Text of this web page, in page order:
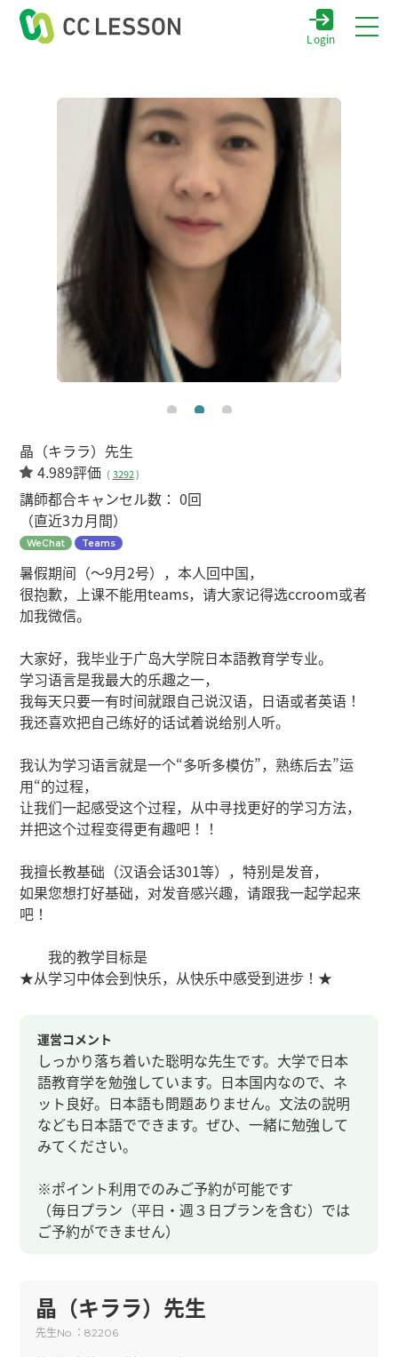
Login
晶（キララ）先生
4.989評価 ( 3292)
講師都合キャンセル数：0回
（直近3カ月間）
WeChat Teams
暑假期间（〜9月2号），本人回中国，
很抱歉，上课不能用teams，请大家记得选ccroom或者
加我微信。
大家好，我毕业于广岛大学院日本語教育学专业。
学习语言是我最大的乐趣之一，
我每天只要一有时间就跟自己说汉语，日语或者英语！
我还喜欢把自己练好的话试着说给别人听。
我认为学习语言就是一个“多听多模仿”，熟练后去”运
用“的过程，
让我们一起感受这个过程，从中寻找更好的学习方法，
并把这个过程变得更有趣吧！！
我擅长教基础（汉语会话301等），特别是发音，
如果您想打好基础，对发音感兴趣，请跟我一起学起来
吧！
我的教学目标是
★从学习中体会到快乐，从快乐中感受到进步！★
運営コメント
しっかり落ち着いた聡明な先生です。大学で日本
語教育学を勉強しています。日本国内なので、ネ
ット良好。日本語も問題ありません。文法の説明
なども日本語でできます。ぜひ、一緒に勉強して
みてください。
※ポイント利用でのみご予約が可能です
（毎日プラン（平日・週３日プランを含む）では
ご予約ができません）
晶（キララ）先生
先生No. ：82206